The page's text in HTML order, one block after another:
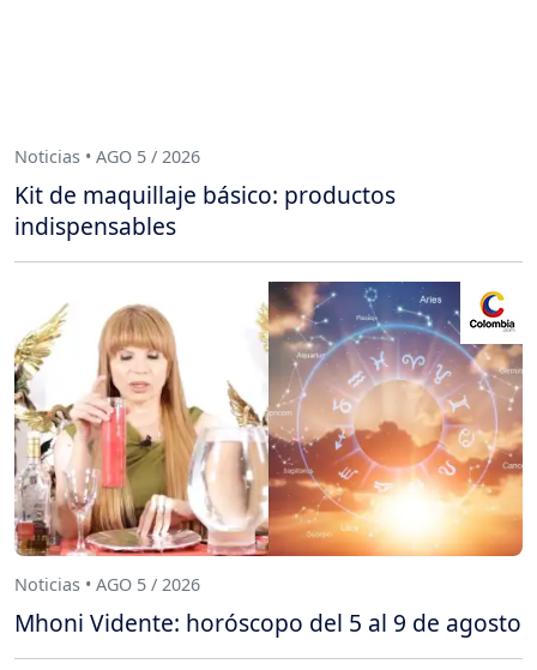
Noticias • AGO 5 / 2026
Kit de maquillaje básico: productos
indispensables
Noticias • AGO 5 / 2026
Mhoni Vidente: horóscopo del 5 al 9 de agosto